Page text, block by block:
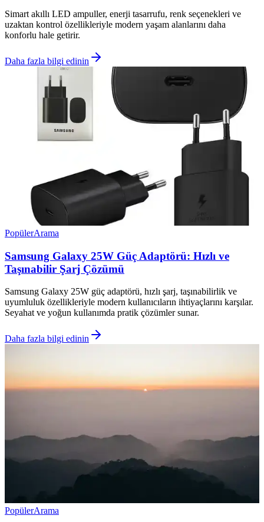
Simart akıllı LED ampuller, enerji tasarrufu, renk seçenekleri ve
uzaktan kontrol özellikleriyle modern yaşam alanlarını daha
konforlu hale getirir.
Daha fazla bilgi edinin
PopülerArama
Samsung Galaxy 25W Güç Adaptörü: Hızlı ve
Taşınabilir Şarj Çözümü
Samsung Galaxy 25W güç adaptörü, hızlı şarj, taşınabilirlik ve
uyumluluk özellikleriyle modern kullanıcıların ihtiyaçlarını karşılar.
Seyahat ve yoğun kullanımda pratik çözümler sunar.
Daha fazla bilgi edinin
PopülerArama